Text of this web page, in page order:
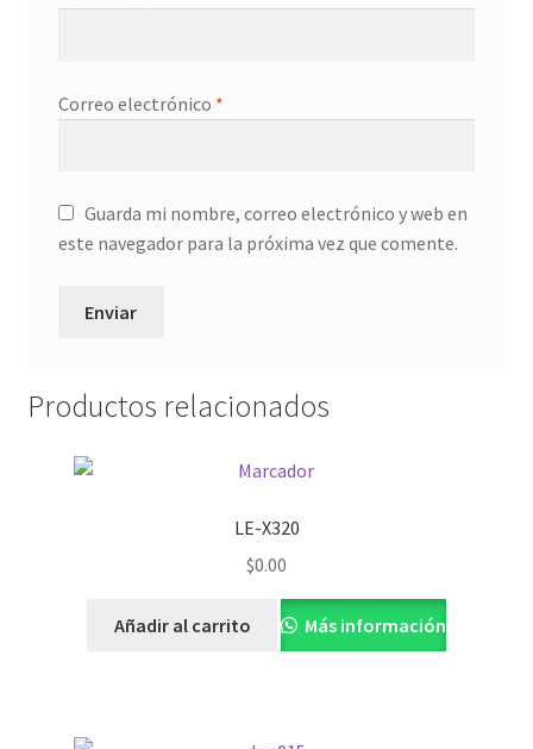
Correo electrónico *
Guarda mi nombre, correo electrónico y web en
este navegador para la próxima vez que comente.
Productos relacionados
LE-X320
$0.00
Añadir al carrito Más información